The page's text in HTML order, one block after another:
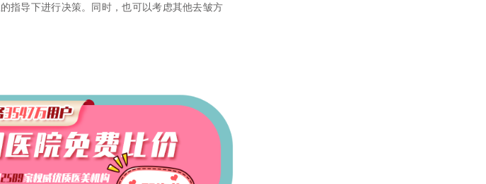
指导下进行决策。同时，也可以考虑其他去皱方